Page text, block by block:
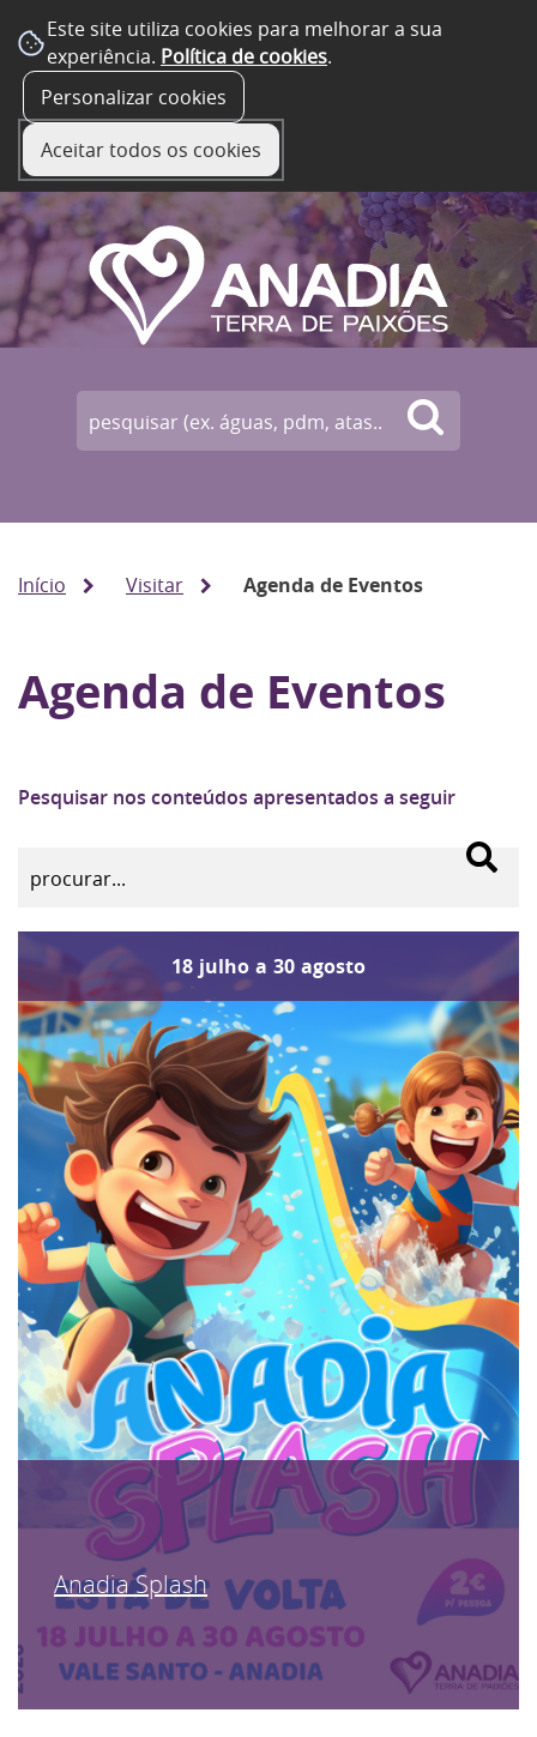
Este site utiliza cookies para melhorar a sua
experiência. Política de cookies.
Personalizar cookies
Aceitar todos os cookies
Início Visitar Agenda de Eventos
Agenda de Eventos
Pesquisar nos conteúdos apresentados a seguir
18 julho a 30 agosto
Anadia Splash